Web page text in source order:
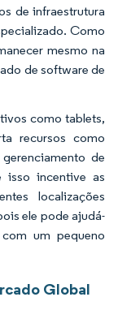
de infraestrutura
Como
mesmo na
de software de
como tablets,
recursos como
de
isso incentive as
localizações
ele pode ajudá-
um pequeno
Global